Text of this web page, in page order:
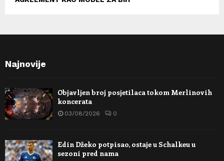
Najnovije
Objavljen broj posjetilaca tokom Merlinovih
koncerata
03/08/2026 0
Edin Džeko potpisao, ostaje u Schalkeu u
sezoni pred nama